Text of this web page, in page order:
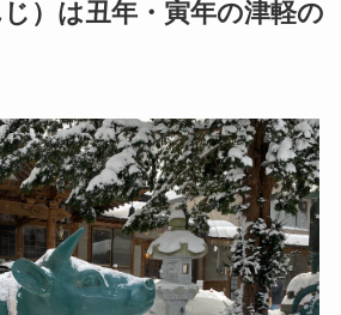
）は丑年・寅年の津軽の